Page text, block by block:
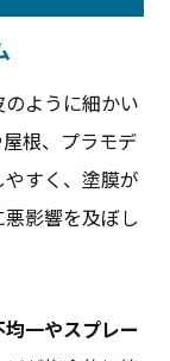
ように細かい
根、プラモデ
すく、塗膜が
影響を及ぼし
一やスプレー